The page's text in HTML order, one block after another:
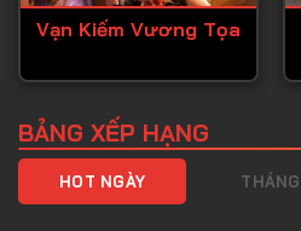
Tập 49
Vạn Kiếm Vương Tọa
BẢNG XẾP HẠNG
HOT NGÀY THÁNG